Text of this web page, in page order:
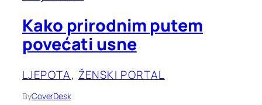
Kako prirodnim putem
povećati usne
LJEPOTA, ŽENSKI PORTAL
ByCoverDesk